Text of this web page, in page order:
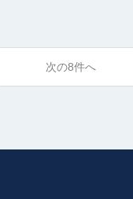
次の8件へ